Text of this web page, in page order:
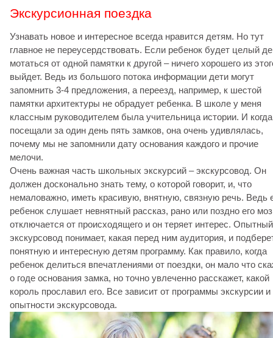
Экскурсионная поездка
Узнавать новое и интересное всегда нравится детям. Но тут
главное не переусердствовать. Если ребенок будет целый
мотаться от одной памятки к другой – ничего хорошего из
выйдет. Ведь из большого потока информации дети могут
запомнить 3-4 предложения, а переезд, например, к шестой
памятки архитектуры не обрадует ребенка. В школе у меня
классным руководителем была учительница истории. И
посещали за один день пять замков, она очень удивлялась,
почему мы не запомнили дату основания каждого и прочие
мелочи.
Очень важная часть школьных экскурсий – экскурсовод. Он
должен досконально знать тему, о которой говорит, и, что
немаловажно, иметь красивую, внятную, связную речь. Ведь
ребенок слушает невнятный рассказ, рано или поздно его
отключается от происходящего и он теряет интерес. Опытный
экскурсовод понимает, какая перед ним аудитория, и
понятную и интересную детям программу. Как правило, когда
ребенок делиться впечатлениями от поездки, он мало что
о годе основания замка, но точно увлеченно расскажет, какой
король прославил его. Все зависит от программы экскурсии и
опытности экскурсовода.